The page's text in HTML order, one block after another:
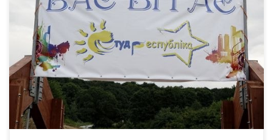
Чернівецька команда, яка відстоюватиме минулорічні
здобутки регіону на Студентській республіці в Криму,
виконувала на початку серпня чергове домашнє завдання, що
передбачало проведення соціологічного опитування молоді
та підбиття його результатів. Тема дослідження відповідала
тематиці фіналу Студреспубліки-2012 – «Україна моєї мрії».
Респондентам необхідно було відповісти, що для них є «країна
мрії» в […]